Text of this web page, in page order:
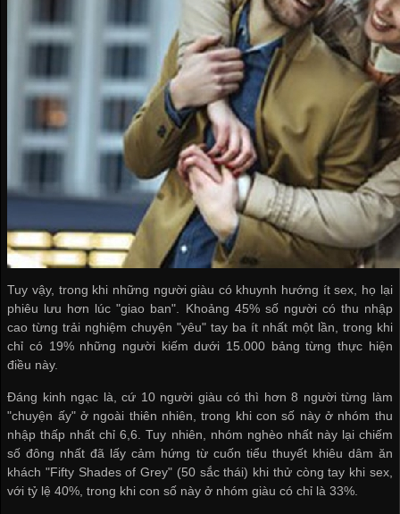
Tuy vậy, trong khi những người giàu có khuynh hướng ít sex, họ lại
phiêu lưu hơn lúc "giao ban". Khoảng 45% số người có thu nhập
cao từng trải nghiệm chuyện "yêu" tay ba ít nhất một lần, trong khi
chỉ có 19% những người kiếm dưới 15.000 bảng từng thực hiện
điều này.
Đáng kinh ngạc là, cứ 10 người giàu có thì hơn 8 người từng làm
"chuyện ấy" ở ngoài thiên nhiên, trong khi con số này ở nhóm thu
nhập thấp nhất chỉ 6,6. Tuy nhiên, nhóm nghèo nhất này lại chiếm
số đông nhất đã lấy cảm hứng từ cuốn tiểu thuyết khiêu dâm ăn
khách "Fifty Shades of Grey" (50 sắc thái) khi thử còng tay khi sex,
với tỷ lệ 40%, trong khi con số này ở nhóm giàu có chỉ là 33%.